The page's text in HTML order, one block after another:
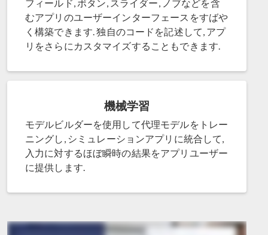
フィールド, ボタン, スライダー, ノブなどを含
むアプリのユーザーインターフェースをすばや
く構築できます. 独自のコードを記述して, アプ
リをさらにカスタマイズすることもできます.
機械学習
モデルビルダーを使用して代理モデルをトレー
ニングし, シミュレーションアプリに統合して,
入力に対するほぼ瞬時の結果をアプリユーザー
に提供します.